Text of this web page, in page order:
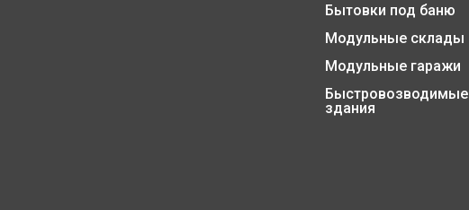
Бытовки под баню
Модульные склады
Модульные гаражи
Быстровозводимые
здания